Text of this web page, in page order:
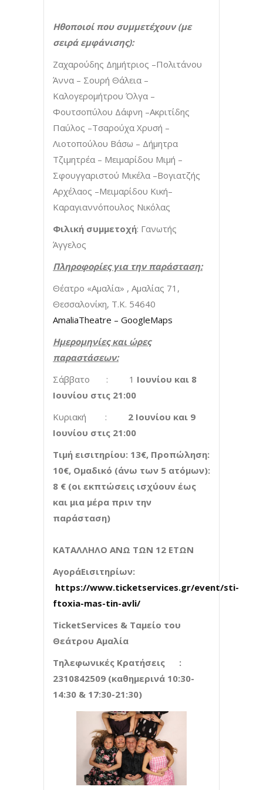
Ηθοποιοί που συμμετέχουν (με
σειρά εμφάνισης):
Ζαχαρούδης Δημήτριος –Πολιτάνου
Άννα – Σουρή Θάλεια –
Καλογερομήτρου Όλγα –
Φουτσοπύλου Δάφνη –Ακριτίδης
Παύλος –Τσαρούχα Χρυσή –
Λιοτοπούλου Βάσω – Δήμητρα
Τζιμητρέα – Μειμαρίδου Μιμή –
Σφουγγαριστού Μικέλα –Βογιατζής
Αρχέλαος –Μειμαρίδου Κική–
Καραγιαννόπουλος Νικόλας
Φιλική συμμετοχή: Γανωτής
Άγγελος
Πληροφορίες για την παράσταση:
Θέατρο «Αμαλία» , Αμαλίας 71,
Θεσσαλονίκη, Τ.Κ. 54640
AmaliaTheatre – GoogleMaps
Ημερομηνίες και ώρες
παραστάσεων:
Σάββατο : 1 Ιουνίου και 8
Ιουνίου στις 21:00
Κυριακή : 2 Ιουνίου και 9
Ιουνίου στις 21:00
Τιμή εισιτηρίου: 13€, Προπώληση:
10€, Ομαδικό (άνω των 5 ατόμων):
8 € (οι εκπτώσεις ισχύουν έως
και μια μέρα πριν την
παράσταση)
ΚΑΤΑΛΛΗΛΟ ΑΝΩ ΤΩΝ 12 ΕΤΩΝ
ΑγοράΕισιτηρίων:
https://www.ticketservices.gr/event/sti-
ftoxia-mas-tin-avli/
TicketServices & Ταμείο του
Θεάτρου Αμαλία
Τηλεφωνικές Κρατήσεις :
2310842509 (καθημερινά 10:30-
14:30 & 17:30-21:30)